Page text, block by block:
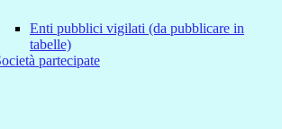
Enti pubblici vigilati (da pubblicare in
tabelle)
partecipate